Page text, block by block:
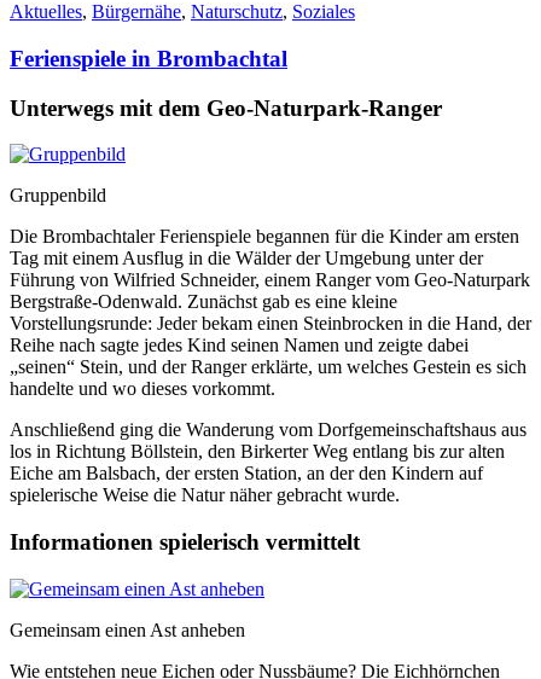
Aktuelles, Bürgernähe, Naturschutz, Soziales
Ferienspiele in Brombachtal
Unterwegs mit dem Geo-Naturpark-Ranger
Gruppenbild
Die Brombachtaler Ferienspiele begannen für die Kinder am ersten
Tag mit einem Ausflug in die Wälder der Umgebung unter der
Führung von Wilfried Schneider, einem Ranger vom Geo-Naturpark
Bergstraße-Odenwald. Zunächst gab es eine kleine
Vorstellungsrunde: Jeder bekam einen Steinbrocken in die Hand, der
Reihe nach sagte jedes Kind seinen Namen und zeigte dabei
„seinen“ Stein, und der Ranger erklärte, um welches Gestein es sich
handelte und wo dieses vorkommt.
Anschließend ging die Wanderung vom Dorfgemeinschaftshaus aus
los in Richtung Böllstein, den Birkerter Weg entlang bis zur alten
Eiche am Balsbach, der ersten Station, an der den Kindern auf
spielerische Weise die Natur näher gebracht wurde.
Informationen spielerisch vermittelt
Gemeinsam einen Ast anheben
Wie entstehen neue Eichen oder Nussbäume? Die Eichhörnchen